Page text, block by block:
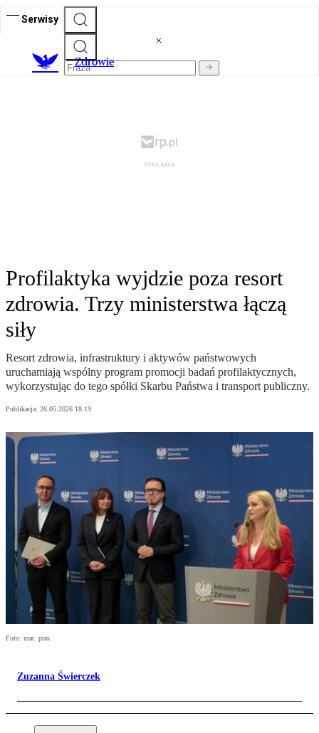
Serwisy
Zdrowie
Profilaktyka wyjdzie poza resort
zdrowia. Trzy ministerstwa łączą
siły
Resort zdrowia, infrastruktury i aktywów państwowych
uruchamiają wspólny program promocji badań profilaktycznych,
wykorzystując do tego spółki Skarbu Państwa i transport publiczny.
Publikacja: 26.05.2026 18:19
Foto: mat. pras.
Zuzanna Świerczek